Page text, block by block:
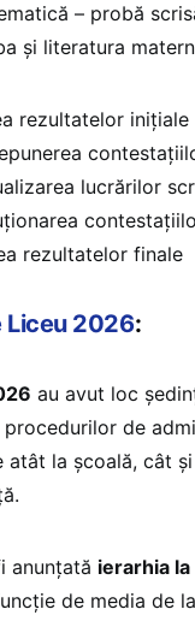
– probă
și literatura
rezultatelor
lucrărilor
rezultatelor finale
Liceu 2026:
au avut loc
de
la școală, cât
anunţată ierarhia
de media de